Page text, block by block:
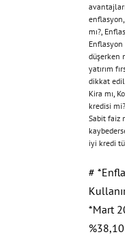
avantajları
enflasyon,
mı?,
Enflasyon
düşerken
yatırım
dikkat
Kira mı,
kredisi mi?
Sabit faiz
iyi kredi
#
*Mart
%38,10